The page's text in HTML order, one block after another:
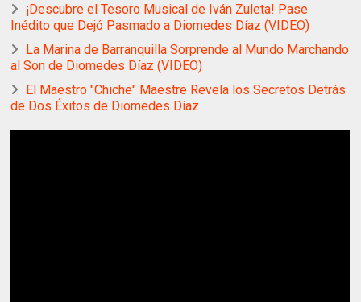
¡Descubre el Tesoro Musical de Iván Zuleta! Pase
Inédito que Dejó Pasmado a Diomedes Díaz (VIDEO)
La Marina de Barranquilla Sorprende al Mundo Marchando
al Son de Diomedes Díaz (VIDEO)
El Maestro "Chiche" Maestre Revela los Secretos Detrás
de Dos Éxitos de Diomedes Díaz